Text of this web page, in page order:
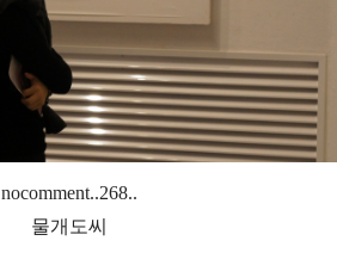
nocomment..268..
물개도씨